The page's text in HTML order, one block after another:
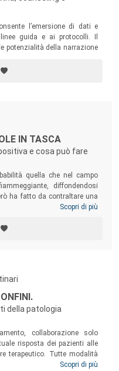
l’emersione di dati e
guida e ai protocolli. Il
potenzialità della narrazione
personalità e, soprattutto,
elettivi.
IN TASCA
e cosa può fare
quella che nel campo
diffondendosi
ha fatto da contraltare una
non promette tesori di
strumenti atti a rendere la
Scopri di più
della patologia
collaborazione solo
risposta dei pazienti alle
terapeutico. Tutte modalità
lette e capite in maniera
Scopri di più